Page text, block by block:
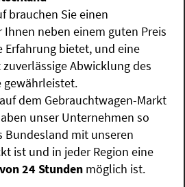
brauchen Sie einen
Ihnen neben einem guten Preis
Erfahrung bietet, und eine
Abwicklung des
gewährleistet.
dem Gebrauchtwagen-Markt
unser Unternehmen so
Bundesland mit unseren
ist und in jeder Region eine
24 Stunden möglich ist.